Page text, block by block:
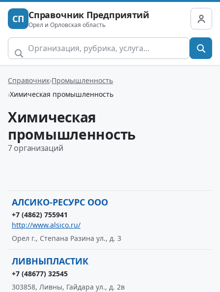
СП Справочник Предприятий
Орел и Орловская область
Справочник Промышленность
Химическая промышленность
Химическая
промышленность
7 организаций
АЛСИКО-РЕСУРС ООО
+7 (4862) 755941
http://www.alsico.ru/
Орел г., Степана Разина ул., д. 3
ЛИВНЫПЛАСТИК
+7 (48677) 32545
303858, Ливны, Гайдара ул., д. 2в